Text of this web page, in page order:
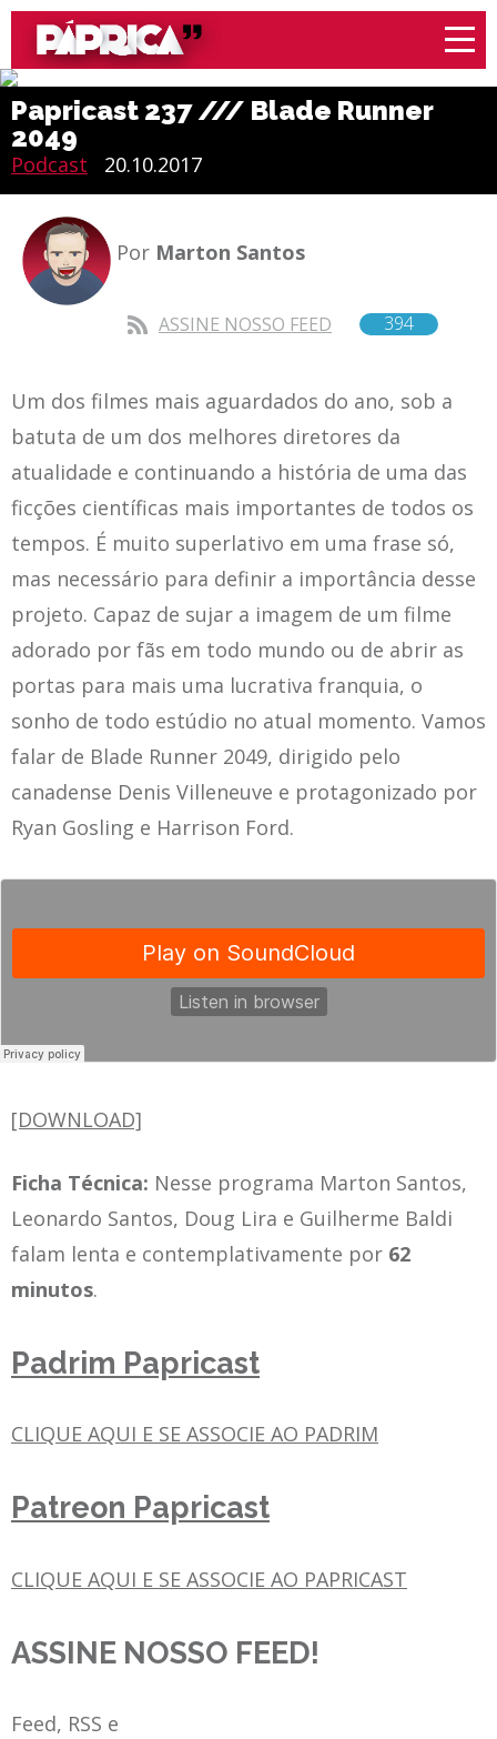
Papricast 237 /// Blade Runner
2049
Podcast 20.10.2017
Por Marton Santos
ASSINE NOSSO FEED 394
Um dos filmes mais aguardados do ano, sob a
batuta de um dos melhores diretores da
atualidade e continuando a história de uma das
ficções científicas mais importantes de todos os
tempos. É muito superlativo em uma frase só,
mas necessário para definir a importância desse
projeto. Capaz de sujar a imagem de um filme
adorado por fãs em todo mundo ou de abrir as
portas para mais uma lucrativa franquia, o
sonho de todo estúdio no atual momento. Vamos
falar de Blade Runner 2049, dirigido pelo
canadense Denis Villeneuve e protagonizado por
Ryan Gosling e Harrison Ford.
[DOWNLOAD]
Ficha Técnica: Nesse programa Marton Santos,
Leonardo Santos, Doug Lira e Guilherme Baldi
falam lenta e contemplativamente por 62
minutos.
Padrim Papricast
CLIQUE AQUI E SE ASSOCIE AO PADRIM
Patreon Papricast
CLIQUE AQUI E SE ASSOCIE AO PAPRICAST
ASSINE NOSSO FEED!
Feed, RSS e